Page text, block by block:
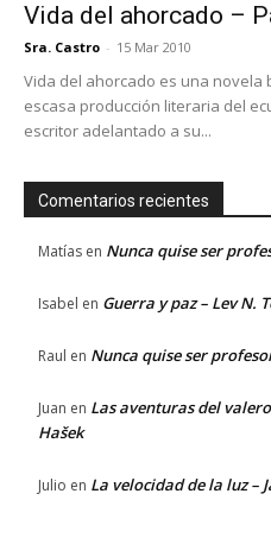
Vida del ahorcado –
Sra. Castro - 15 Mar 2010
Vida del ahorcado es una
escasa producción literaria del
escritor adelantado a su...
Comentarios recientes
Matías en Nunca quise ser
Isabel en Guerra y paz – Lev N.
Raul en Nunca quise ser
Juan en Las aventuras del
Hašek
Julio en La velocidad de la luz –